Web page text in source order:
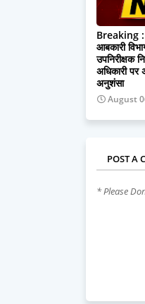
Breaking :
आबकारी
उपनिरीक्षक
अधिकारी पर
अनुशंसा
August
POST A
* Please